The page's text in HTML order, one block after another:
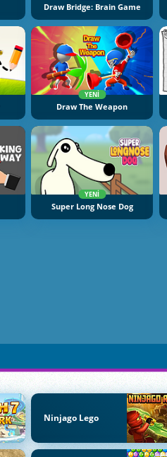
Draw Bridge: Brain Game
YENI
Draw The Weapon
YENI
Super Long Nose Dog
Ninjago Lego